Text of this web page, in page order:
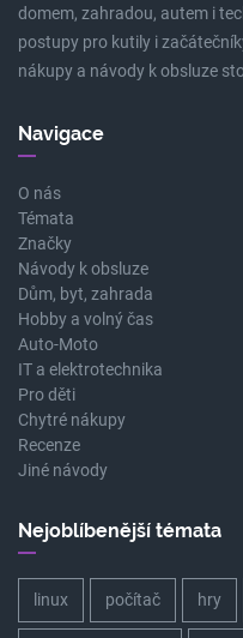
domem, zahradou, autem i
postupy pro kutily i
nákupy a návody k obsluze
Navigace
O nás
Témata
Značky
Návody k obsluze
Dům, byt, zahrada
Hobby a volný čas
Auto-Moto
IT a elektrotechnika
Pro děti
Chytré nákupy
Recenze
Jiné návody
Nejoblíbenější témata
linux počítač hry